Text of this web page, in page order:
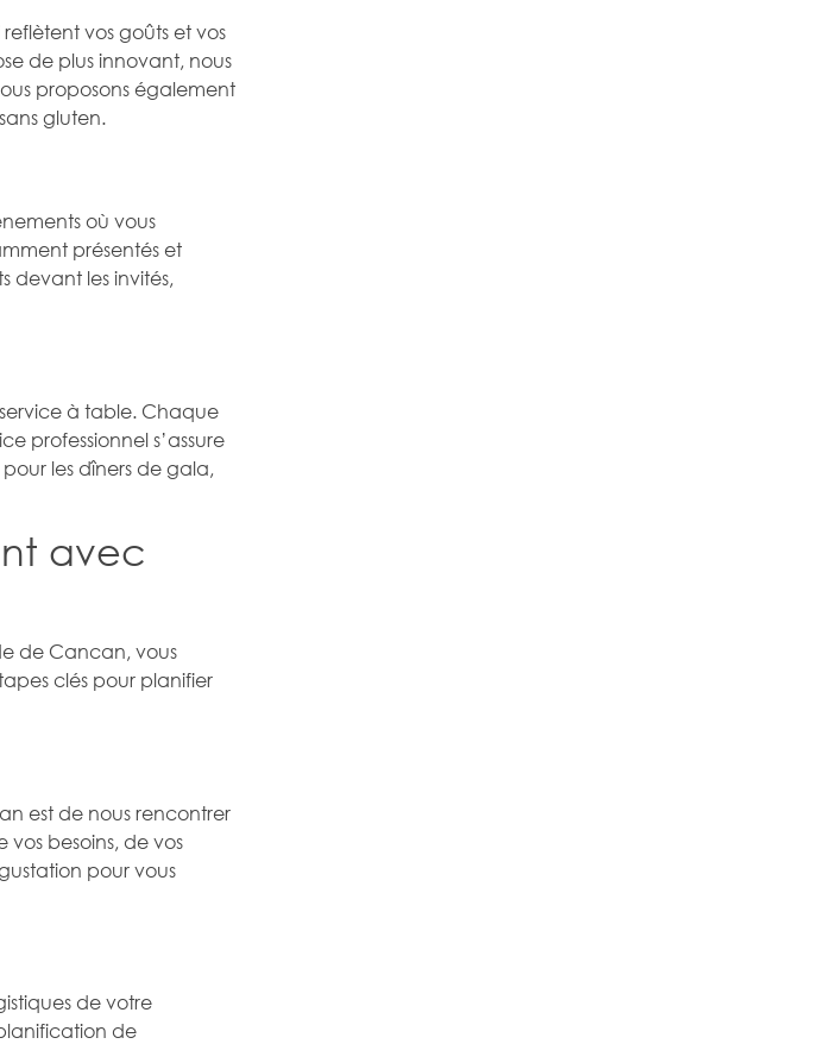
vos goûts et vos
de plus innovant, nous
proposons également
gluten.
où vous
présentés et
devant les invités,
service à table. Chaque
professionnel s’assure
les dîners de gala,
avec
de Cancan, vous
clés pour planifier
est de nous rencontrer
besoins, de vos
pour vous
de votre
de